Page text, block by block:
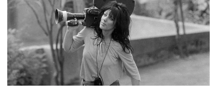
e
a